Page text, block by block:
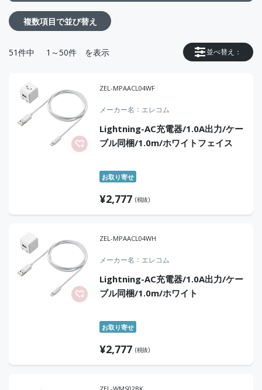
複数項目で並び替え
並べ替え：
51件中 1～50件 を表示
ZEL-MPAACL04WF
メーカー名 エレコム
Lightning-AC充電器/1.0A出力/ケー
ブル同梱/1.0m/ホワイトフェイス
お取り寄せ
¥2,777 (税抜)
ZEL-MPAACL04WH
メーカー名 エレコム
Lightning-AC充電器/1.0A出力/ケー
ブル同梱/1.0m/ホワイト
お取り寄せ
¥2,777 (税抜)